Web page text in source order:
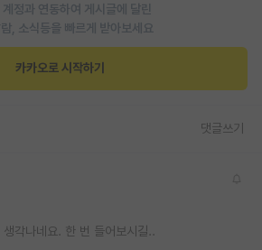
계정과 연동하여 게시글에 달린
, 소식등을 빠르게 받아보세요
카카오로 시작하기
댓글쓰기
각나네요. 한 번 들어보시길..